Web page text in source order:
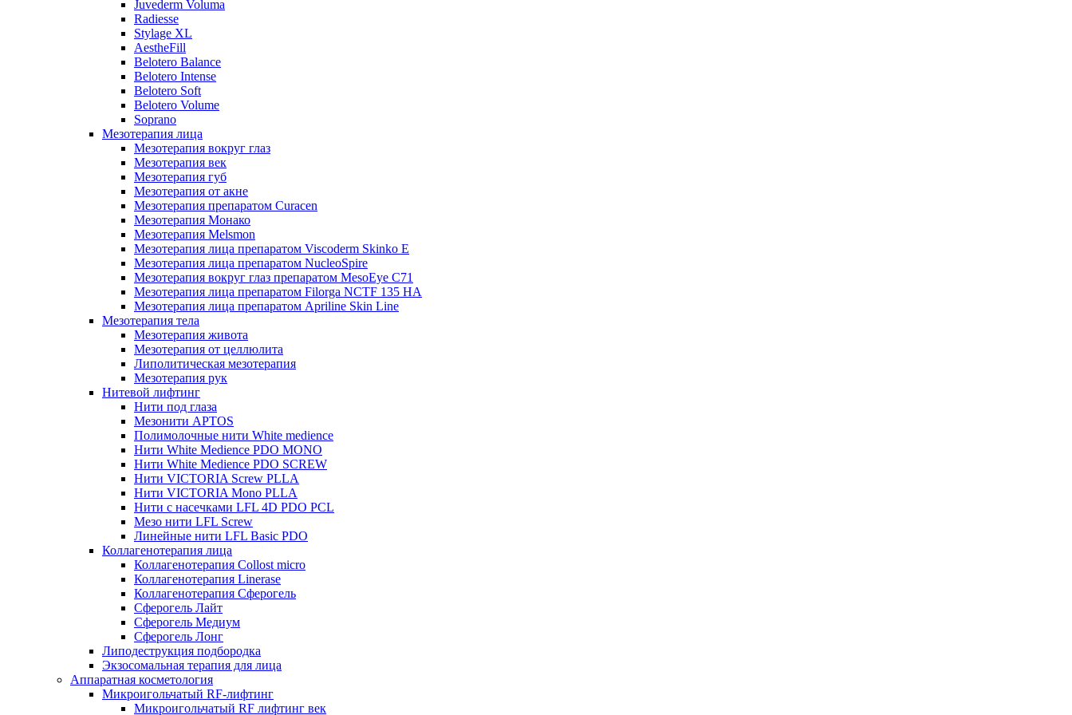
Juvederm Voluma
Radiesse
Stylage XL
AestheFill
Belotero Balance
Belotero Intense
Belotero Soft
Belotero Volume
Soprano
Мезотерапия лица
Мезотерапия вокруг глаз
Мезотерапия век
Мезотерапия губ
Мезотерапия от акне
Мезотерапия препаратом Curacen
Мезотерапия Монако
Мезотерапия Melsmon
Мезотерапия лица препаратом Viscoderm Skinko E
Мезотерапия лица препаратом NucleoSpire
Мезотерапия вокруг глаз препаратом MesoEye С71
Мезотерапия лица препаратом Filorga NCTF 135 HA
Мезотерапия лица препаратом Apriline Skin Line
Мезотерапия тела
Мезотерапия живота
Мезотерапия от целлюлита
Липолитическая мезотерапия
Мезотерапия рук
Нитевой лифтинг
Нити под глаза
Мезонити APTOS
Полимолочные нити White medience
Нити White Medience PDO MONO
Нити White Medience PDO SCREW
Нити VICTORIA Screw PLLA
Нити VICTORIA Mono PLLA
Нити с насечками LFL 4D PDO PCL
Мезо нити LFL Screw
Линейные нити LFL Basic PDO
Коллагенотерапия лица
Коллагенотерапия Collost micro
Коллагенотерапия Linerase
Коллагенотерапия Сферогель
Сферогель Лайт
Сферогель Медиум
Сферогель Лонг
Липодеструкция подбородка
Экзосомальная терапия для лица
Аппаратная косметология
Микроигольчатый RF-лифтинг
Микроигольчатый RF лифтинг век